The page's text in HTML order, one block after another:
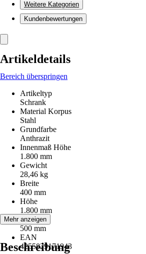
Weitere Kategorien
Kundenbewertungen
Artikeldetails
Bereich überspringen
Artikeltyp
Schrank
Material Korpus
Stahl
Grundfarbe
Anthrazit
Innenmaß Höhe
1.800 mm
Gewicht
28,46 kg
Breite
400 mm
Höhe
1.800 mm
Tiefe
500 mm
EAN
4255829171943
Mehr anzeigen
Beschreibung